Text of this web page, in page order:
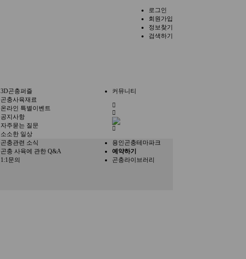
로그인
회원가입
정보찾기
검색하기
3D곤충퍼즐
곤충사육재료
온라인 특별이벤트
커뮤니티
공지사항
자주묻는 질문
소소한 일상
곤충관련 소식
곤충 사육에 관한 Q&A
1:1문의
메
용인곤충테마파크
예약하기
곤충라이브러리